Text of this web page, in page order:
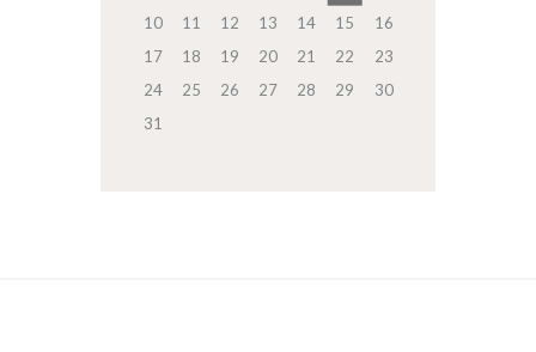
10
11 12 13 14 15
16
17
18 19 20 21 22
23
24
25 26 27 28 29
30
31